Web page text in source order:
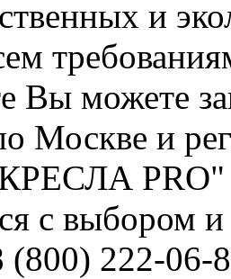
и
Вы можете
Москве и
PRO"
с выбором
(800) 222-06-